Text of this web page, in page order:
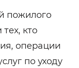
пожилого
кто
операции
по уходу